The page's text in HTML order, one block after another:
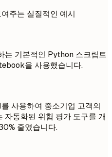
주는 실질적인 예시
는 기본적인 Python 스크립트
을 사용했습니다.
사용하여 중소기업 고객의
자동화된 위험 평가 도구를 개
줄였습니다.